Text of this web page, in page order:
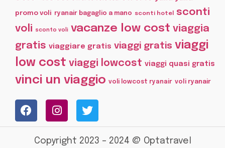
promo voli ryanair bagaglio a mano sconti hotel
sconti
voli
sconto voli vacanze low cost viaggia
gratis viaggiare gratis viaggi gratis viaggi
low cost viaggi lowcost viaggi quasi gratis
vinci un viaggio voli lowcost ryanair voli ryanair
Copyright 2023 – 2024 @ Optatravel